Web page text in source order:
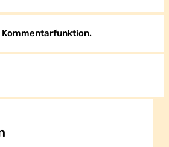
Kommentarfunktion.